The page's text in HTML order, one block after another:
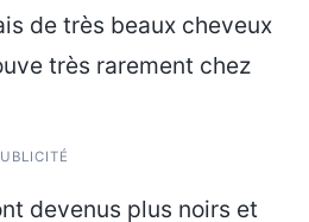
de très beaux cheveux
très rarement chez
devenus plus noirs et